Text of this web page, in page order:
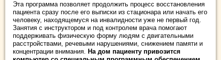
Эта программа позволяет продолжить процесс восстановления
пациента сразу после его выписки из стационара или начать его
человеку, находящемуся на инвалидности уже не первый год.
Занятия с инструктором и под контролем врача помогают
поддерживать физическую форму людям с двигательными
расстройствами, речевыми нарушениями, снижением памяти и
концентрации внимания. На дом пациенту привозится